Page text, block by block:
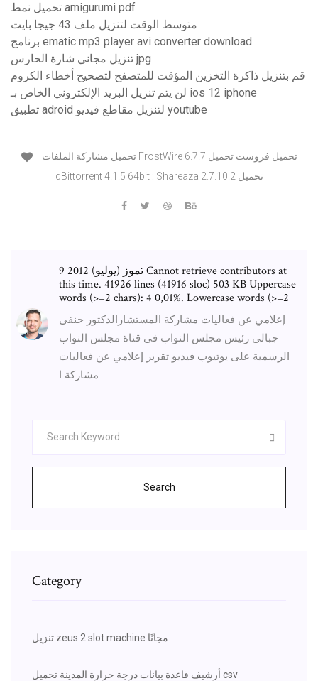
تحميل نمط amigurumi pdf
متوسط ​​الوقت لتنزيل ملف 43 جيجا بايت
برنامج ematic mp3 player avi converter download
تنزيل مجاني شارة الحارس jpg
قم بتنزيل ذاكرة التخزين المؤقت للمتصفح لتصحيح أخطاء الكروم
لن يتم تنزيل البريد الإلكتروني الخاص بـ ios 12 iphone
تطبيق adroid لتنزيل مقاطع فيديو youtube
qBittorrent 4.1.5 64bit : Shareaza 2.7.10.2 تحميل
9 تموز (يوليو) 2012 Cannot retrieve contributors at
this time. 41926 lines (41916 sloc) 503 KB Uppercase
words (>=2 chars): 4 0,01%. Lowercase words (>=2
إعلامي عن فعاليات مشاركة المستشارالدكتور حنفى
جبالى رئيس مجلس النواب فى قناة مجلس النواب
الرسمية على يوتيوب فيديو تقرير إعلامي عن فعاليات
مشاركة ا .
Search
Category
تنزيل zeus 2 slot machine مجانًا
أرشيف قاعدة بيانات درجة حرارة المدينة تحميل csv